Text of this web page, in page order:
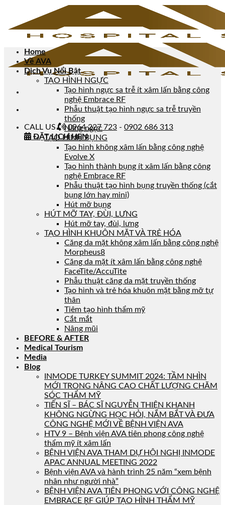
CALL US 0964 227 723 - 0902 686 313
ĐẶT LỊCH HẸN
Home
Về AVA
Dịch Vụ Nổi Bật
TẠO HÌNH NGỰC
Tạo hình ngực sa trễ ít xâm lấn bằng công
nghệ Embrace RF
Phẫu thuật tạo hình ngực sa trễ truyền
thống
Nâng ngực
TẠO HÌNH BỤNG
Tạo hình không xâm lấn bằng công nghệ
Evolve X
Tạo hình thành bụng ít xâm lấn bằng công
nghệ Embrace RF
Phẫu thuật tạo hình bụng truyền thống (cắt
bụng lớn hay mini)
Hút mỡ bụng
HÚT MỠ TAY, ĐÙI, LƯNG
Hút mỡ tay, đùi, lưng
TẠO HÌNH KHUÔN MẶT VÀ TRẺ HÓA
Căng da mặt không xâm lấn bằng công nghệ
Morpheus8
Căng da mặt ít xâm lấn bằng công nghệ
FaceTite/AccuTite
Phẫu thuật căng da mặt truyền thống
Tạo hình và trẻ hóa khuôn mặt bằng mỡ tự
thân
Tiêm tạo hình thẩm mỹ
Cắt mắt
Nâng mũi
BEFORE & AFTER
Medical Tourism
Media
Blog
INMODE TURKEY SUMMIT 2024: TẦM NHÌN
MỚI TRONG NÂNG CAO CHẤT LƯỢNG CHĂM
SÓC THẨM MỸ
TIẾN SĨ – BÁC SĨ NGUYỄN THIỆN KHANH
KHÔNG NGỪNG HỌC HỎI, NẮM BẮT VÀ ĐƯA
CÔNG NGHỆ MỚI VỀ BỆNH VIỆN AVA
HTV 9 – Bệnh viện AVA tiên phong công nghệ
thẩm mỹ ít xâm lấn
BỆNH VIỆN AVA THAM DỰ HỘI NGHỊ INMODE
APAC ANNUAL MEETING 2022
Bệnh viện AVA và hành trình 25 năm “xem bệnh
nhân như người nhà”
BỆNH VIỆN AVA TIÊN PHONG VỚI CÔNG NGHỆ
EMBRACE RF GIÚP TẠO HÌNH THẨM MỸ